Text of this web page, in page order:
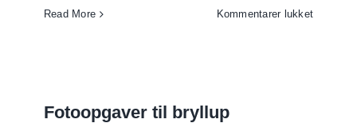
Read More Kommentarer lukkettil
Fotoopgaver til bryllup